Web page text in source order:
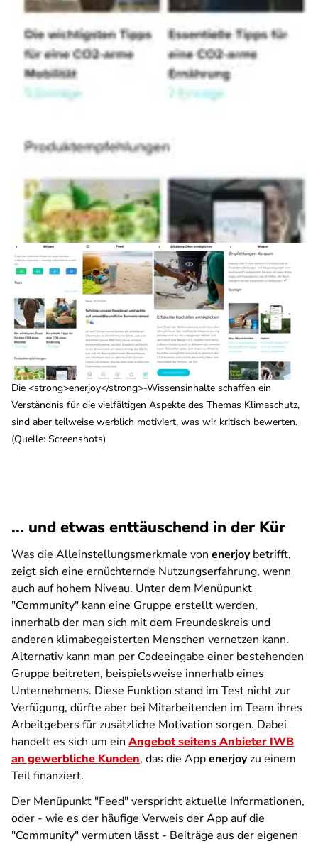
Die <strong>enerjoy</strong>-Wissensinhalte schaffen ein
Verständnis für die vielfältigen Aspekte des Themas Klimaschutz,
sind aber teilweise werblich motiviert, was wir kritisch bewerten.
(Quelle: Screenshots)
... und etwas enttäuschend in der Kür
Was die Alleinstellungsmerkmale von enerjoybetrifft,
zeigt sich eine ernüchternde Nutzungserfahrung, wenn
auch auf hohem Niveau. Unter dem Menüpunkt
"Community" kann eine Gruppe erstellt werden,
innerhalb der man sich mit dem Freundeskreis und
anderen klimabegeisterten Menschen vernetzen kann.
Alternativ kann man per Codeeingabe einer bestehenden
Gruppe beitreten, beispielsweise innerhalb eines
Unternehmens. Diese Funktion stand im Test nicht zur
Verfügung, dürfte aber bei Mitarbeitenden im Team ihres
Arbeitgebers für zusätzliche Motivation sorgen. Dabei
handelt es sich um ein Angebot seitens Anbieter IWB
an gewerbliche Kunden, das die Appenerjoyzu einem
Teil finanziert.
Der Menüpunkt "Feed" verspricht aktuelle Informationen,
oder - wie es der häufige Verweis der App auf die
"Community" vermuten lässt - Beiträge aus der eigenen